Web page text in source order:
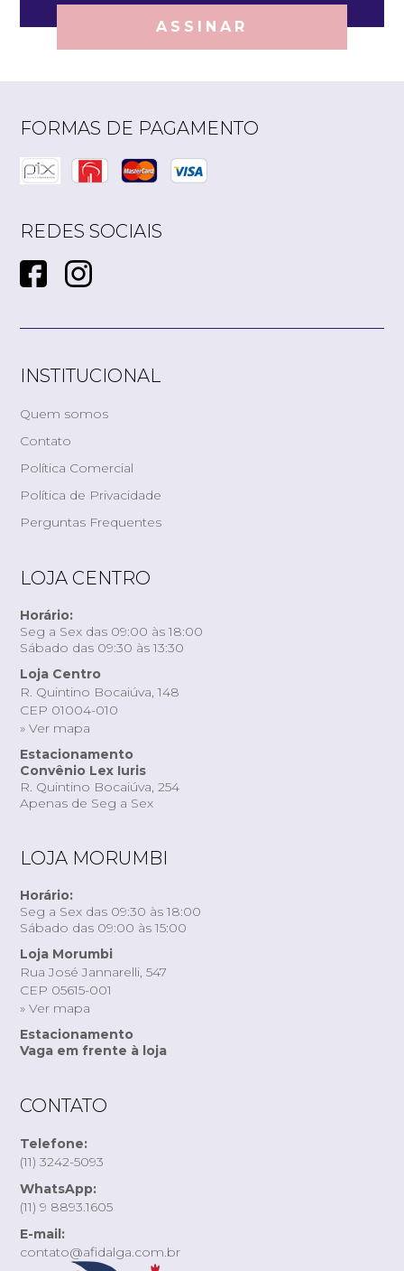
ASSINAR
FORMAS DE PAGAMENTO
REDES SOCIAIS
INSTITUCIONAL
Quem somos
Contato
Política Comercial
Política de Privacidade
Perguntas Frequentes
LOJA CENTRO
Horário:
Seg a Sex das 09:00 às 18:00
Sábado das 09:30 às 13:30
Loja Centro
R. Quintino Bocaiúva, 148
CEP 01004-010
» Ver mapa
Estacionamento
Convênio Lex Iuris
R. Quintino Bocaiúva, 254
Apenas de Seg a Sex
LOJA MORUMBI
Horário:
Seg a Sex das 09:30 às 18:00
Sábado das 09:00 às 15:00
Loja Morumbi
Rua José Jannarelli, 547
CEP 05615-001
» Ver mapa
Estacionamento
Vaga em frente à loja
CONTATO
Telefone:
(11) 3242-5093
WhatsApp:
(11) 9 8893.1605
E-mail:
contato@afidalga.com.br